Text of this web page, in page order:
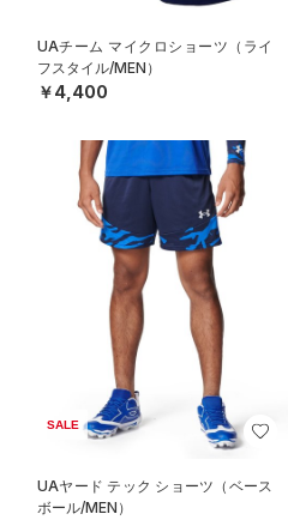
UAチーム マイクロショーツ（ライ
フスタイル/MEN）
￥4,400
SALE
UAヤード テック ショーツ（ベース
ボール/MEN）